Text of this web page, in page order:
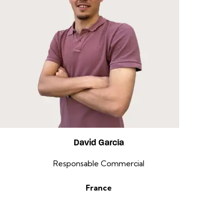
David García
Responsable Commercial
France